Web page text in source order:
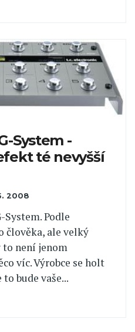
System -
té nevyšší
2008
Podle
člověka, ale velký
není jenom
víc. Výrobce se holt
bude vaše...